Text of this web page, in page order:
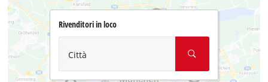
Rivenditori in loco
Città